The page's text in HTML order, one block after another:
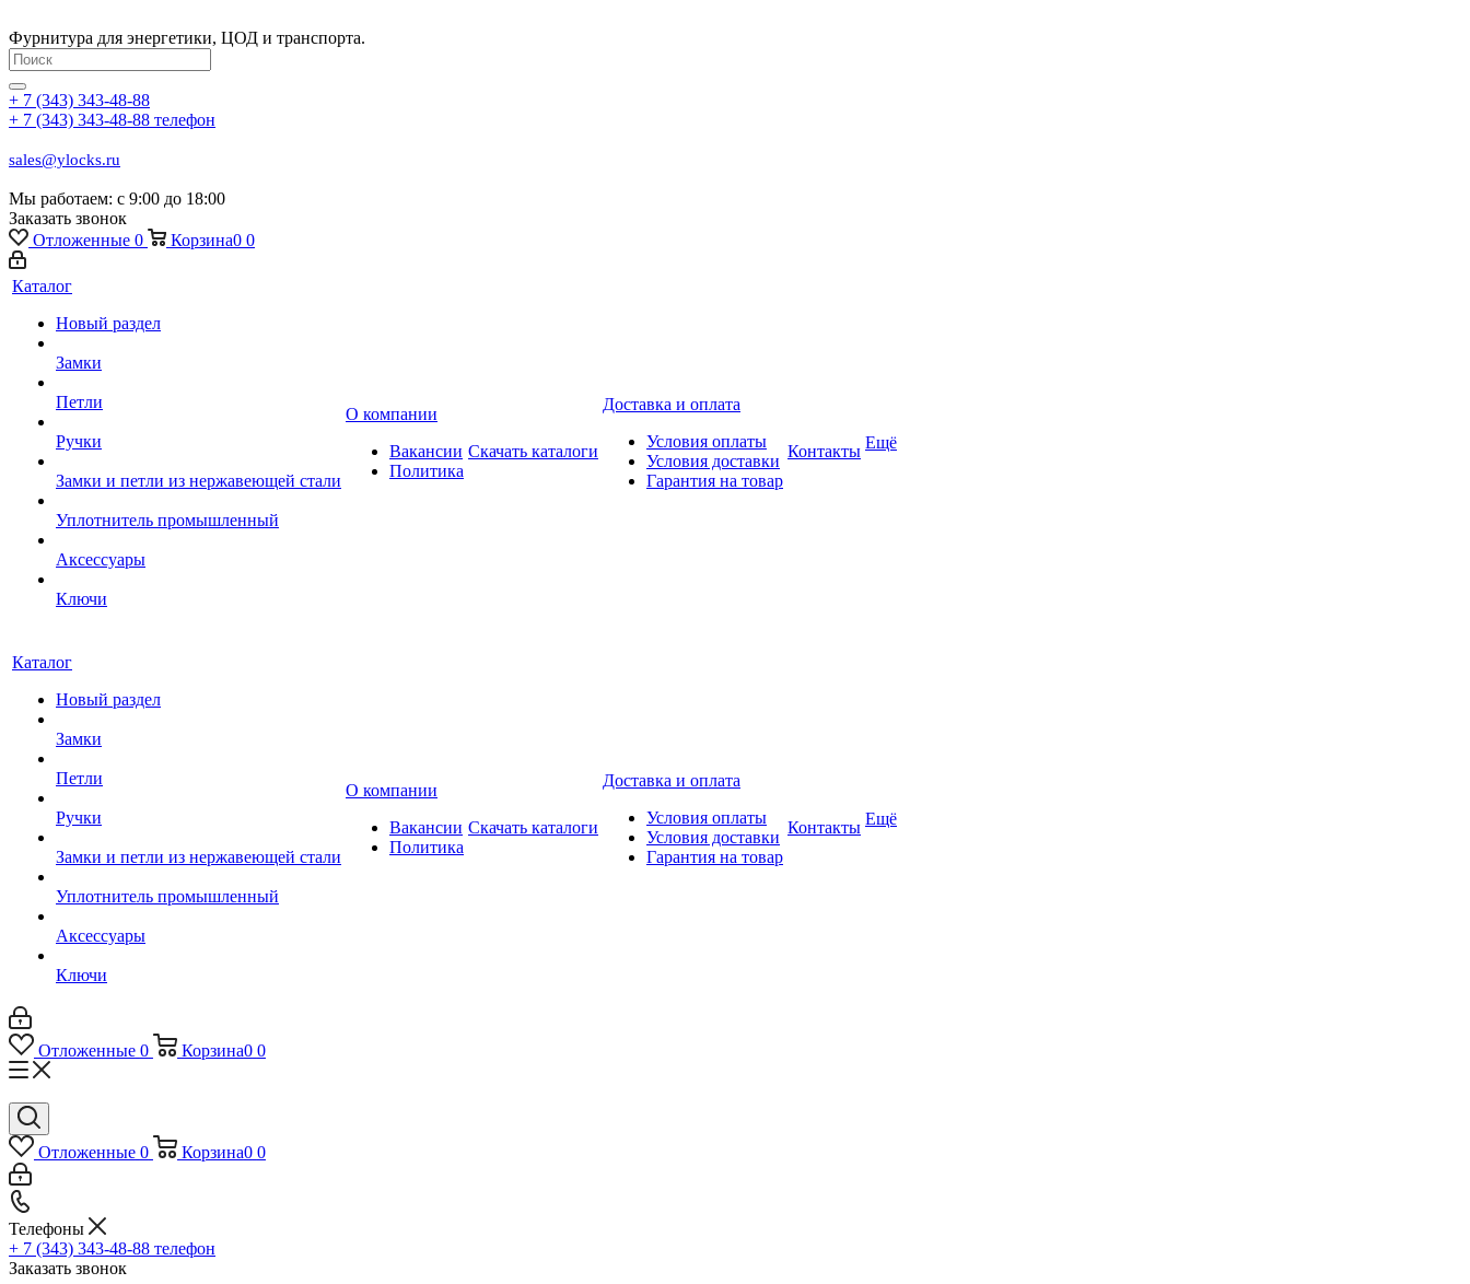
Фурнитура для энергетики, ЦОД и транспорта.
+ 7 (343) 343-48-88
+ 7 (343) 343-48-88 телефон
sales@ylocks.ru
Мы работаем: с 9:00 до 18:00
Заказать звонок
Отложенные 0 Корзина0 0
Каталог
Новый раздел
Замки
Петли
Ручки
Замки и петли из нержавеющей стали
Уплотнитель промышленный
Аксессуары
Ключи
О компании
Вакансии
Политика
Скачать каталоги
Доставка и оплата
Условия оплаты
Условия доставки
Гарантия на товар
Контакты Ещё
Каталог
Новый раздел
Замки
Петли
Ручки
Замки и петли из нержавеющей стали
Уплотнитель промышленный
Аксессуары
Ключи
О компании
Вакансии
Политика
Скачать каталоги
Доставка и оплата
Условия оплаты
Условия доставки
Гарантия на товар
Контакты Ещё
Отложенные 0 Корзина0 0
Отложенные 0 Корзина0 0
Телефоны
+ 7 (343) 343-48-88 телефон
Заказать звонок